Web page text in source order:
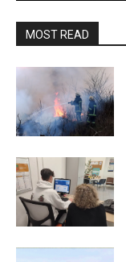
MOST READ